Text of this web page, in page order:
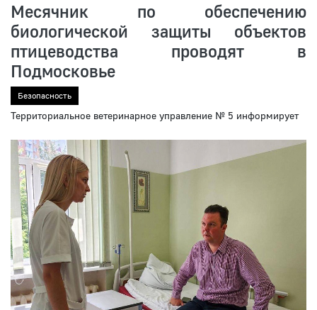
Месячник по обеспечению
биологической защиты объектов
птицеводства проводят в
Подмосковье
Безопасность
Территориальное ветеринарное управление № 5 информирует